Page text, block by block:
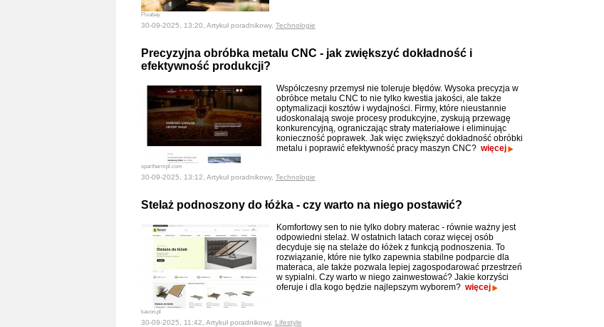
Pixabay
30-09-2025, 13:20, Artykuł poradnikowy, Technologie
Precyzyjna obróbka metalu CNC - jak zwiększyć dokładność i
efektywność produkcji?
sparthermpl.com
Współczesny przemysł nie toleruje błędów. Wysoka precyzja w
obróbce metalu CNC to nie tylko kwestia jakości, ale także
optymalizacji kosztów i wydajności. Firmy, które nieustannie
udoskonalają swoje procesy produkcyjne, zyskują przewagę
konkurencyjną, ograniczając straty materiałowe i eliminując
konieczność poprawek. Jak więc zwiększyć dokładność obróbki
metalu i poprawić efektywność pracy maszyn CNC? więcej
30-09-2025, 13:12, Artykuł poradnikowy, Technologie
Stelaż podnoszony do łóżka - czy warto na niego postawić?
kavon.pl
Komfortowy sen to nie tylko dobry materac - równie ważny jest
odpowiedni stelaż. W ostatnich latach coraz więcej osób
decyduje się na stelaże do łóżek z funkcją podnoszenia. To
rozwiązanie, które nie tylko zapewnia stabilne podparcie dla
materaca, ale także pozwala lepiej zagospodarować przestrzeń
w sypialni. Czy warto w niego zainwestować? Jakie korzyści
oferuje i dla kogo będzie najlepszym wyborem? więcej
30-09-2025, 11:42, Artykuł poradnikowy, Lifestyle